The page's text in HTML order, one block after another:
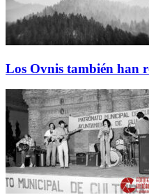
Los Ovnis también han